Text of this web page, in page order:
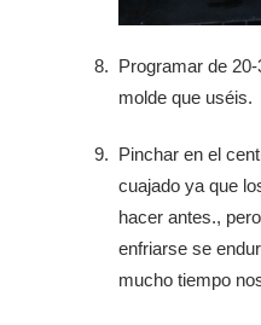
Programar de
molde que uséis.
Pinchar en el
cuajado ya que
hacer antes.,
enfriarse se
mucho tiempo